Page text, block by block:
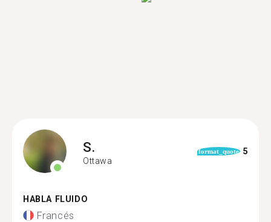
S.
Ottawa
format_quote 5
HABLA FLUIDO
Francés